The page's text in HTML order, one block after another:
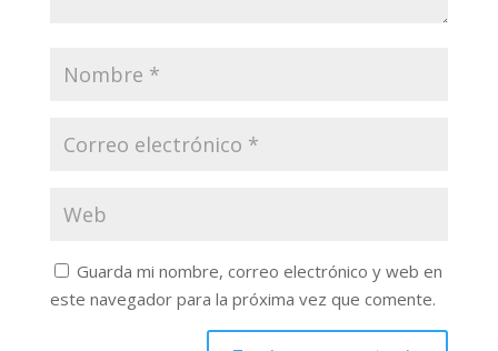
Guarda mi nombre, correo electrónico y web en
este navegador para la próxima vez que comente.